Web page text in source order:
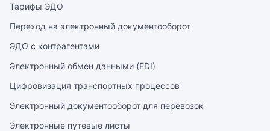
Тарифы ЭДО
Переход на электронный документооборот
ЭДО с контрагентами
Электронный обмен данными (EDI)
Цифровизация транспортных процессов
Электронный документооборот для перевозок
Электронные путевые листы